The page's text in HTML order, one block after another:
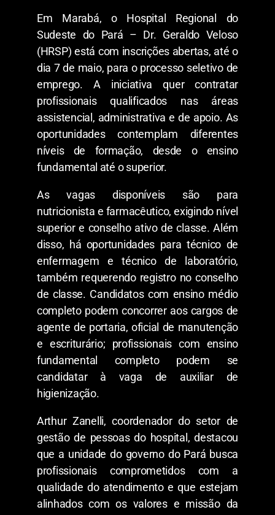
Em Marabá, o Hospital Regional do
Sudeste do Pará – Dr. Geraldo Veloso
(HRSP) está com inscrições abertas, até o
dia 7 de maio, para o processo seletivo de
emprego. A iniciativa quer contratar
profissionais qualificados nas áreas
assistencial, administrativa e de apoio. As
oportunidades contemplam diferentes
níveis de formação, desde o ensino
fundamental até o superior.
As vagas disponíveis são para
nutricionista e farmacêutico, exigindo nível
superior e conselho ativo de classe. Além
disso, há oportunidades para técnico de
enfermagem e técnico de laboratório,
também requerendo registro no conselho
de classe. Candidatos com ensino médio
completo podem concorrer aos cargos de
agente de portaria, oficial de manutenção
e escriturário; profissionais com ensino
fundamental completo podem se
candidatar à vaga de auxiliar de
higienização.
Arthur Zanelli, coordenador do setor de
gestão de pessoas do hospital, destacou
que a unidade do governo do Pará busca
profissionais comprometidos com a
qualidade do atendimento e que estejam
alinhados com os valores e missão da